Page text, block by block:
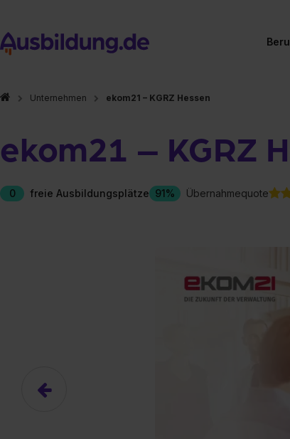
Unternehmen ekom21 – KGRZ Hessen
ekom21 – KGRZ
0 freie Ausbildungsplätze 91% Übernahmequote